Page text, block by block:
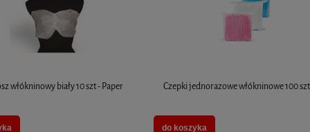
włókninowy biały 10 szt - Paper Czepki jednorazowe włókninowe 100
do koszyka